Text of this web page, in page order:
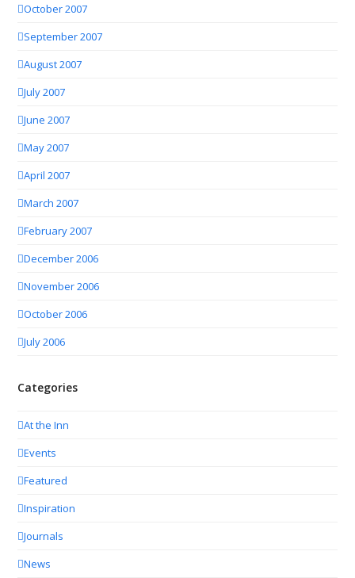
October 2007
September 2007
August 2007
July 2007
June 2007
May 2007
April 2007
March 2007
February 2007
December 2006
November 2006
October 2006
July 2006
Categories
At the Inn
Events
Featured
Inspiration
Journals
News